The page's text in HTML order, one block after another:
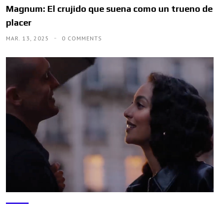
Magnum: El crujido que suena como un trueno de
placer
MAR. 13, 2025 0 COMMENTS